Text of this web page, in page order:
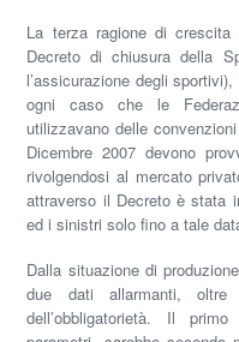
La terza ragione di
Decreto di chiusura della
l’assicurazione degli
ogni caso che le
utilizzavano delle
Dicembre 2007 devono
rivolgendosi al mercato
attraverso il Decreto è stata
ed i sinistri solo fino a tale
Dalla situazione di
due dati allarmanti,
dell’obbligatorietà. Il